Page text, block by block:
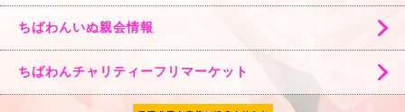
ちばわんいぬ親会情報
ちばわんチャリティーフリマーケット